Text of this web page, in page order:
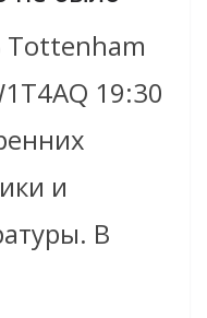
Tottenham
19:30
и
В